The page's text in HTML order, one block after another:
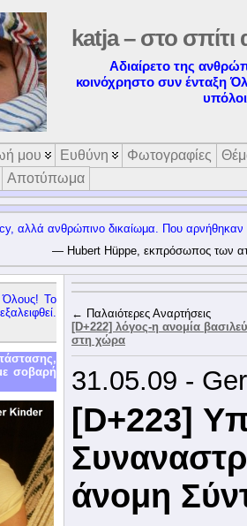
katja – στο σπίτι
Αδιαίρετο της
κοινόχρηστο συν ένταξη
μου Ευθύνη Φωτογραφίες
Αποτύπωμα
αλλά ανθρώπινο δικαίωμα. Που
— Hubert Hüppe, εκπρόσωπος των
Όλους! Το
σοβαρή
← Παλαιότερες Αναρτήσεις
[D+222] λόγος-η ανομία
στη χώρα
31.05.09 -
[D+223]
άνομη